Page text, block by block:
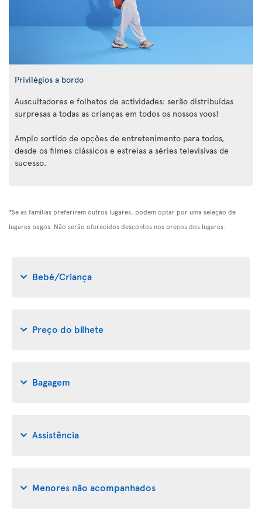
Privilégios a bordo
Auscultadores e folhetos de actividades: serão distribuídas
surpresas a todas as crianças em todos os nossos voos!
Amplo sortido de opções de entretenimento para todos,
desde os filmes clássicos e estreias a séries televisivas de
sucesso.
*Se as famílias preferirem outros lugares, podem optar por uma seleção de
lugares pagos. Não serão oferecidos descontos nos preços dos lugares.
Bebé/Criança
Preço do bilhete
Bagagem
Assistência
Menores não acompanhados